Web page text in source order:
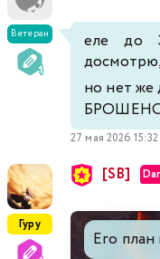
Ветеран
еле до
но нет же
27 мая 2026 15:32
Гуру
[SB]
Его